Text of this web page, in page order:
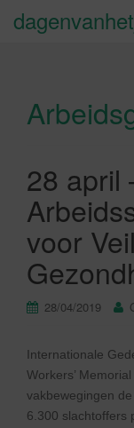
28 april
voor
28/04/2019
Internationale
Workers’
vakbewegingen
6.300 slachtoffers